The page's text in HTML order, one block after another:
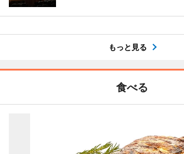
もっと見る
食べる